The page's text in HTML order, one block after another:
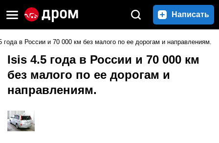
Написать
года в России и 70 000 км без малого по ее дорогам и направлениям.
Isis 4.5 года в России и 70 000 км
без малого по ее дорогам и
направлениям.